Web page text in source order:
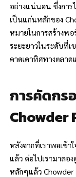
อย่างแน่นอน ซึ่งการ
เป็นแก่นหลักของ
หมายในการสร้างพ
ระยะยาวในระดับที่เ
คาดเดาทิศทางตลาด
การคัดกร
Chowder
หลังจากที่เราพอเข้า
แล้ว ต่อไปเรามาลอ
หลักๆแล้ว Chowder